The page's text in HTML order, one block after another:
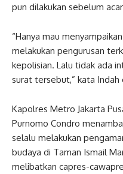
pun dilakukan sebelum
“Hanya mau
melakukan pengurusan
kepolisian. Lalu tidak ada
surat tersebut,” kata Indah
Kapolres Metro Jakarta
Purnomo Condro
selalu melakukan
budaya di Taman Ismail
melibatkan capres-